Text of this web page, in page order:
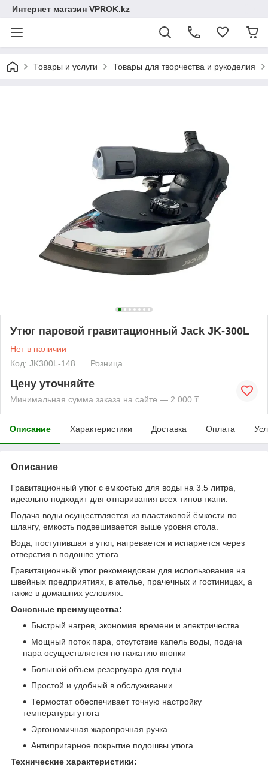
Интернет магазин VPROK.kz
Товары и услуги Товары для творчества и рукоделия
Утюг паровой гравитационный Jack JK-300L
Нет в наличии
Код: JK300L-148
Розница
Цену уточняйте
Минимальная сумма заказа на сайте — 2 000 ₸
Описание Характеристики Доставка Оплата
Описание
Гравитационный утюг с емкостью для воды на 3.5 литра,
идеально подходит для отпаривания всех типов ткани.
Подача воды осуществляется из пластиковой ёмкости по
шлангу, емкость подвешивается выше уровня стола.
Вода, поступившая в утюг, нагревается и испаряется через
отверстия в подошве утюга.
Гравитационный утюг рекомендован для использования на
швейных предприятиях, в ателье, прачечных и гостиницах, а
также в домашних условиях.
Основные преимущества:
Быстрый нагрев, экономия времени и электричества
Мощный поток пара, отсутствие капель воды, подача
пара осуществляется по нажатию кнопки
Большой объем резервуара для воды
Простой и удобный в обслуживании
Термостат обеспечивает точную настройку
температуры утюга
Эргономичная жаропрочная ручка
Антипригарное покрытие подошвы утюга
Технические характеристики: